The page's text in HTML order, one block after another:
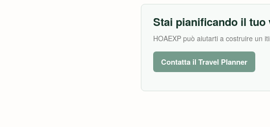
Stai pianificando il
HOAEXP può aiutarti a costruire un
Contatta il Travel Planner